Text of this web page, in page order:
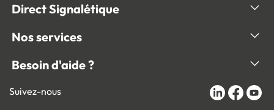
Direct Signalétique
Nos services
Besoin d'aide ?
Suivez-nous